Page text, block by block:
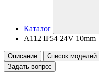
Каталог
A112 IP54 24V 10mm
Описание
Список моделей
Задать вопрос